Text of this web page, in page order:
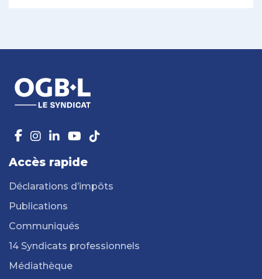
Accès rapide
Déclarations d’impôts
Publications
Communiqués
14 Syndicats professionnels
Médiathèque